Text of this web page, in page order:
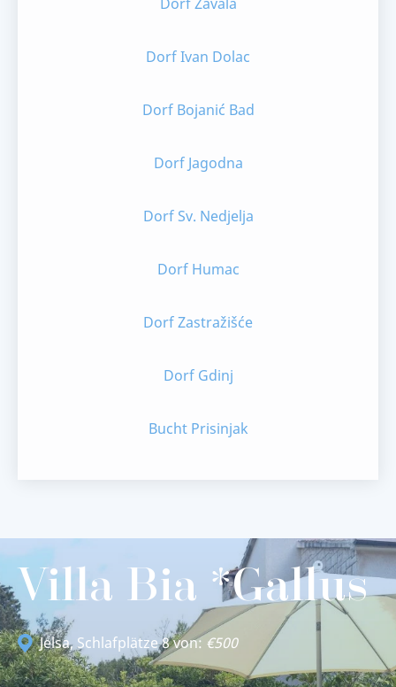
Dorf Ivan Dolac
Dorf Bojanić Bad
Dorf Jagodna
Dorf Sv. Nedjelja
Dorf Humac
Dorf Zastražišće
Dorf Gdinj
Bucht Prisinjak
Villa Bia *Gallus
Jelsa, Schlafplätze 8 von: €500